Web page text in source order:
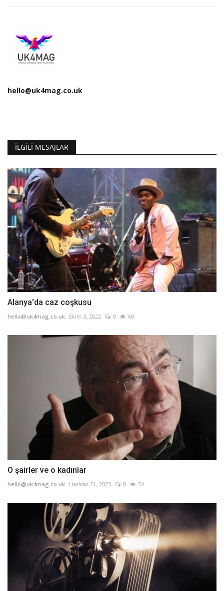
hello@uk4mag.co.uk
İLGILI MESAJLAR
Alanya'da caz coşkusu
hello@uk4mag.co.uk Ekim 3, 2022 0 60
O şairler ve o kadınlar
hello@uk4mag.co.uk Haziran 21, 2023 0 54